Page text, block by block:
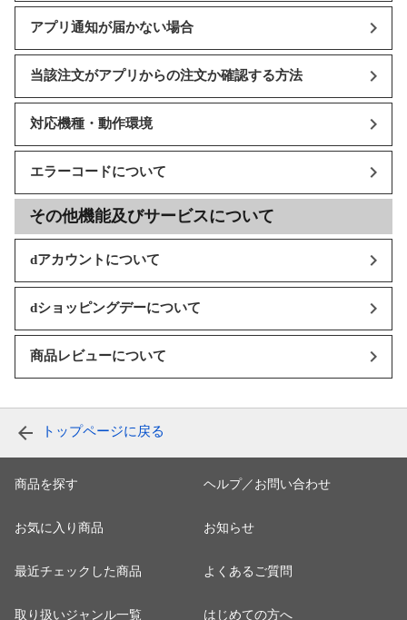
アプリ通知が届かない場合
当該注文がアプリからの注文か確認する方法
対応機種・動作環境
エラーコードについて
その他機能及びサービスについて
dアカウントについて
dショッピングデーについて
商品レビューについて
トップページに戻る
商品を探す
お気に入り商品
最近チェックした商品
取り扱いジャンル一覧
ヘルプ／お問い合わせ
お知らせ
よくあるご質問
はじめての方へ